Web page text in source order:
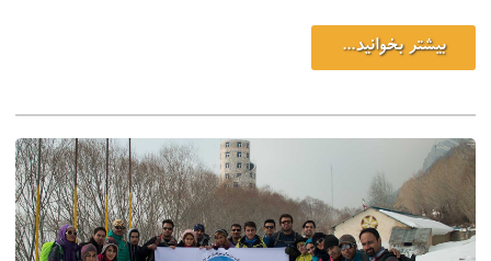
بیشتر بخوانید...